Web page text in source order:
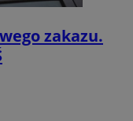
zakazu.